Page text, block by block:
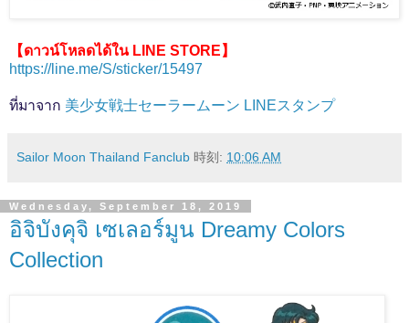
【ดาวน์โหลดได้ใน LINE STORE】
https://line.me/S/sticker/15497
ที่มาจาก 美少女戦士セーラームーン LINEスタンプ
Sailor Moon Thailand Fanclub 時刻: 10:06 AM
Wednesday, September 18, 2019
อิจิบังคุจิ เซเลอร์มูน Dreamy Colors
Collection